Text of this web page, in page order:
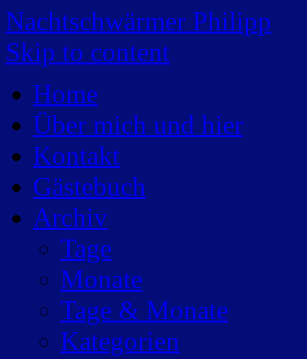
Nachtschwärmer Philipp
Skip to content
Home
Über mich und hier
Kontakt
Gästebuch
Archiv
Tage
Monate
Tage & Monate
Kategorien